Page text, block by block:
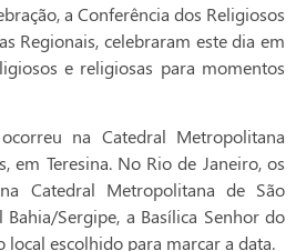
a Conferência dos Religiosos
Regionais, celebraram este dia em
e religiosas para momentos
na Catedral Metropolitana
em Teresina. No Rio de Janeiro, os
Catedral Metropolitana de São
Bahia/Sergipe, a Basílica Senhor do
local escolhido para marcar a data.